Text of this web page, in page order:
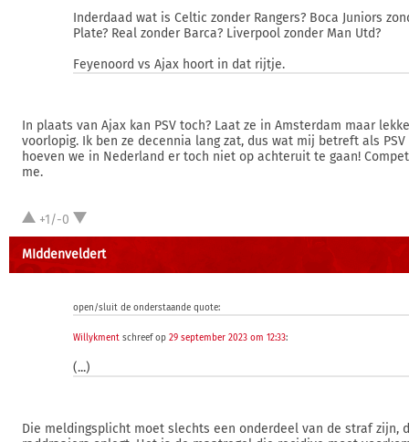
Inderdaad wat is Celtic zonder Rangers? Boca Juniors
Plate? Real zonder Barca? Liverpool zonder Man Utd?
Feyenoord vs Ajax hoort in dat rijtje.
In plaats van Ajax kan PSV toch? Laat ze in Amsterdam maar
voorlopig. Ik ben ze decennia lang zat, dus wat mij betreft als
hoeven we in Nederland er toch niet op achteruit te gaan!
me.
+1/-0
MIddenveldert
open/sluit de onderstaande quote:
Willykment schreef op 29 september 2023 om 12:33:
(...)
Die meldingsplicht moet slechts een onderdeel van de straf zijn,